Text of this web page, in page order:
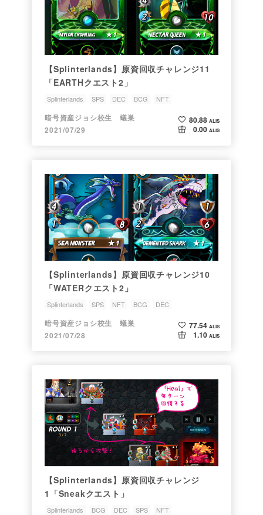
【Splinterlands】原資回収チャレンジ11
「EARTHクエスト2」
Splinterlands SPS DEC BCG NFT
暗号資産ジョシ校生 蟻巣
2021/07/29
80.88 ALIS
0.00 ALIS
【Splinterlands】原資回収チャレンジ10
「WATERクエスト2」
Splinterlands SPS NFT BCG DEC
暗号資産ジョシ校生 蟻巣
2021/07/28
77.54 ALIS
1.10 ALIS
【Splinterlands】原資回収チャレンジ
1「Sneakクエスト」
Splinterlands BCG DEC SPS NFT